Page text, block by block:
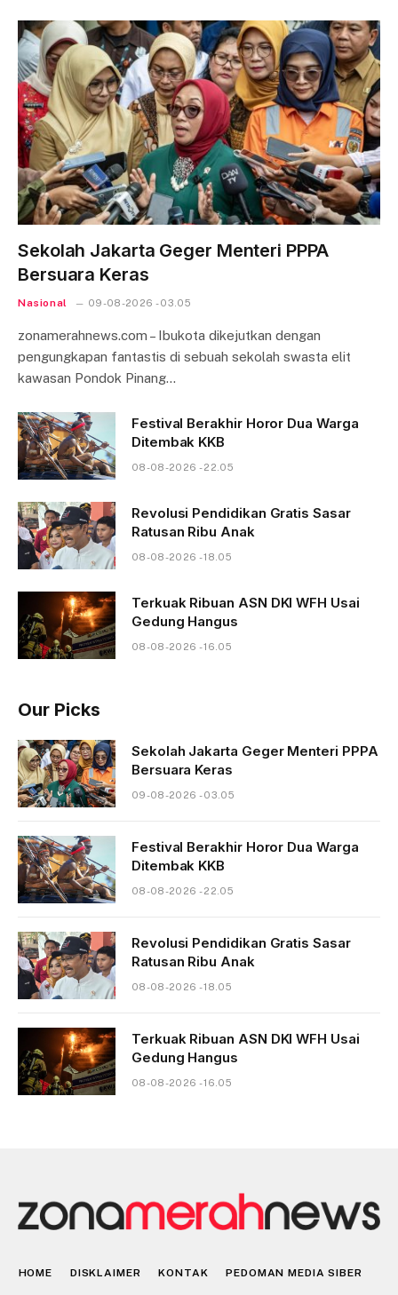
Sekolah Jakarta Geger Menteri PPPA
Bersuara Keras
Nasional 09-08-2026 - 03.05
zonamerahnews.com – Ibukota dikejutkan dengan
pengungkapan fantastis di sebuah sekolah swasta elit
kawasan Pondok Pinang…
Festival Berakhir Horor Dua Warga
Ditembak KKB
08-08-2026 - 22.05
Revolusi Pendidikan Gratis Sasar
Ratusan Ribu Anak
08-08-2026 - 18.05
Terkuak Ribuan ASN DKI WFH Usai
Gedung Hangus
08-08-2026 - 16.05
Our Picks
Sekolah Jakarta Geger Menteri PPPA
Bersuara Keras
09-08-2026 - 03.05
Festival Berakhir Horor Dua Warga
Ditembak KKB
08-08-2026 - 22.05
Revolusi Pendidikan Gratis Sasar
Ratusan Ribu Anak
08-08-2026 - 18.05
Terkuak Ribuan ASN DKI WFH Usai
Gedung Hangus
08-08-2026 - 16.05
HOME DISKLAIMER KONTAK PEDOMAN MEDIA SIBER